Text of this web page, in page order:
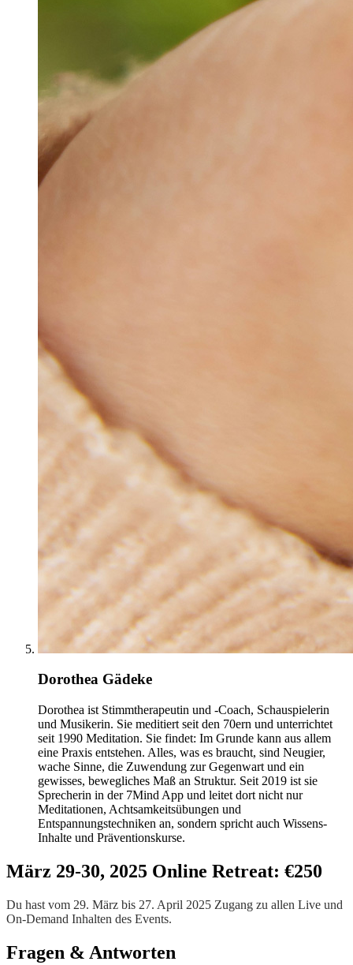
Dorothea Gädeke
Dorothea ist Stimmtherapeutin und -Coach, Schauspielerin
und Musikerin. Sie meditiert seit den 70ern und unterrichtet
seit 1990 Meditation. Sie findet: Im Grunde kann aus allem
eine Praxis entstehen. Alles, was es braucht, sind Neugier,
wache Sinne, die Zuwendung zur Gegenwart und ein
gewisses, bewegliches Maß an Struktur. Seit 2019 ist sie
Sprecherin in der 7Mind App und leitet dort nicht nur
Meditationen, Achtsamkeitsübungen und
Entspannungstechniken an, sondern spricht auch Wissens-
Inhalte und Präventionskurse.
März 29-30, 2025 Online Retreat: €250
Du hast vom 29. März bis 27. April 2025 Zugang zu allen Live und
On-Demand Inhalten des Events.
Fragen & Antworten